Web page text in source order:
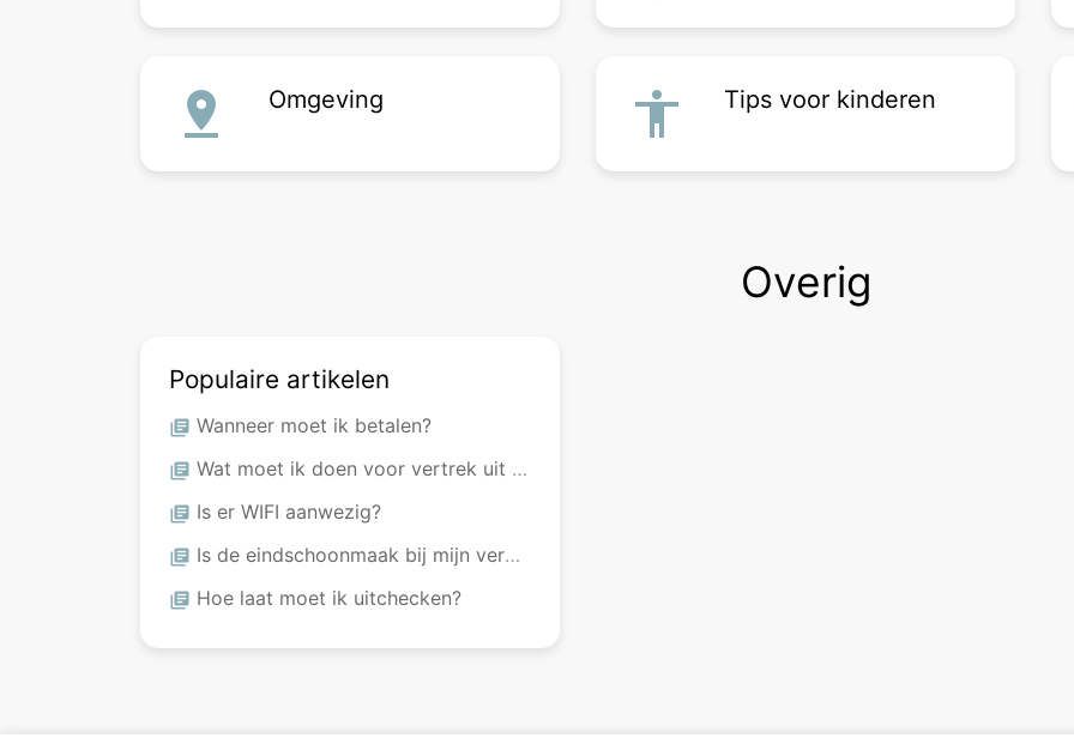
pin_drop Omgeving accessibility Tips voor kinderen
Overig
Populaire artikelen
library_books Wanneer moet ik betalen?
library_books Wat moet ik doen voor vertrek uit mijn verblijf?
library_books Is er WIFI aanwezig?
library_books Is de eindschoonmaak bij mijn verblijf inbegrepen?
library_books Hoe laat moet ik uitchecken?